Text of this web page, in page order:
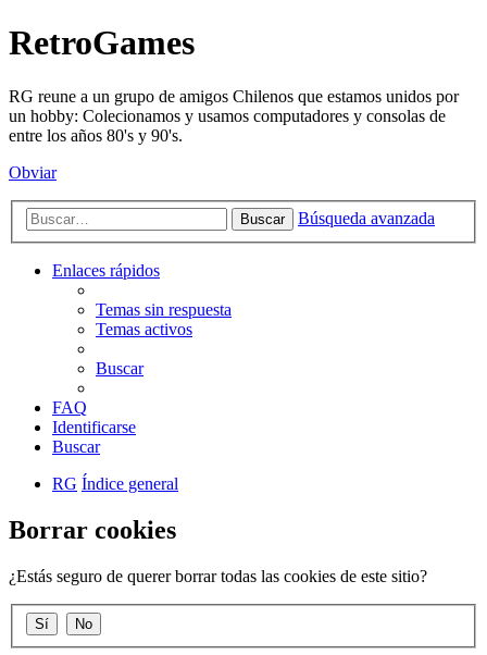
RetroGames
RG reune a un grupo de amigos Chilenos que estamos unidos por
un hobby: Colecionamos y usamos computadores y consolas de
entre los años 80's y 90's.
Obviar
Buscar Búsqueda avanzada
Enlaces rápidos
Temas sin respuesta
Temas activos
Buscar
FAQ
Identificarse
Buscar
RG Índice general
Borrar cookies
¿Estás seguro de querer borrar todas las cookies de este sitio?